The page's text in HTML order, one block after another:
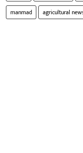
manmad
agricultural